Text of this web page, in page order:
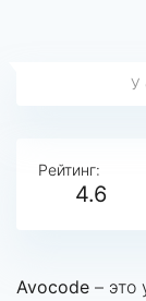
У
Рейтинг:
4.6
Avocode – это